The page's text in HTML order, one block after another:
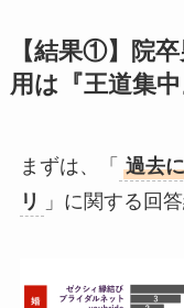
【結果①】院
用は『王道集
まずは、「 過去
リ
」に関する回